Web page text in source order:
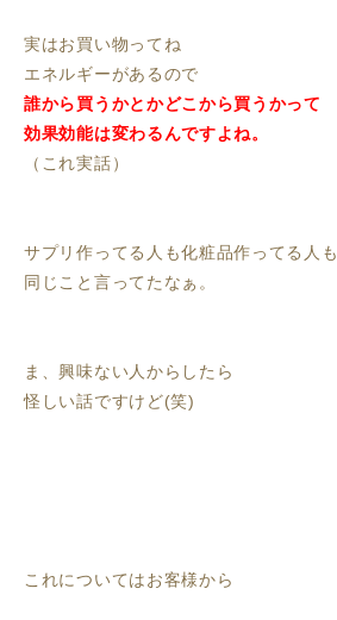
実はお買い物ってね
エネルギーがあるので
誰から買うかとかどこから買うかって
効果効能は変わるんですよね。
（これ実話）
サプリ作ってる人も化粧品作ってる人も
同じこと言ってたなぁ。
ま、興味ない人からしたら
怪しい話ですけど(笑)
これについてはお客様から